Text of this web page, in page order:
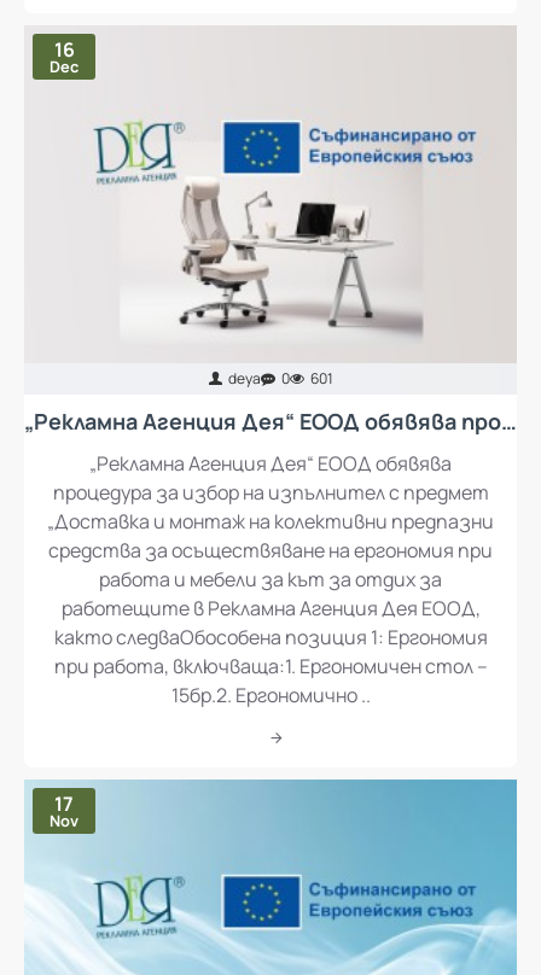
16
Dec
deya 0 601
„Рекламна Агенция Дея“ ЕООД обявява процедура за избор на изпълнител с предмет „Доставка и монтаж на колективни предпазни средства за осъществяване на ергономия при работа и мебели за кът за отдих за работещите в Рекламна Агенция Дея ЕООД
„Рекламна Агенция Дея“ ЕООД обявява
процедура за избор на изпълнител с предмет
„Доставка и монтаж на колективни предпазни
средства за осъществяване на ергономия при
работа и мебели за кът за отдих за
работещите в Рекламна Агенция Дея ЕООД,
както следваОбособена позиция 1: Ергономия
при работа, включваща:1. Ергономичен стол –
15бр.2. Ергономично ..
17
Nov